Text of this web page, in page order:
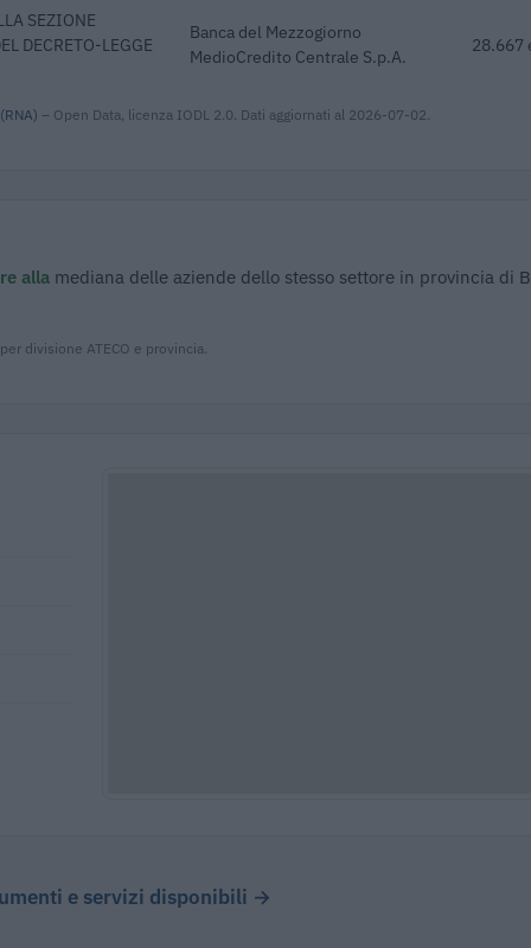
SEZIONE
DECRETO-LEGGE
Banca del Mezzogiorno
MedioCredito Centrale S.p.A.
28.667
– Open Data, licenza IODL 2.0. Dati aggiornati al 2026-07-02.
alla mediana delle aziende dello stesso settore in provincia di
divisione ATECO e provincia.
e servizi disponibili →